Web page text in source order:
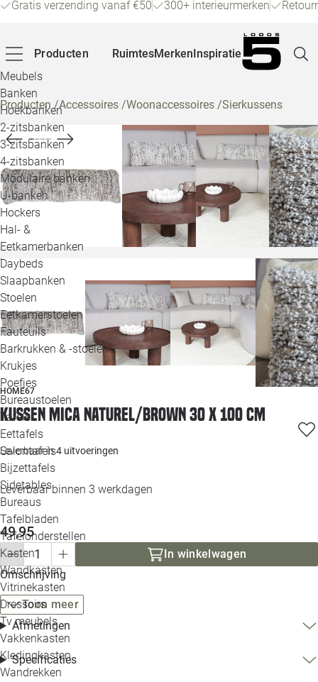
Gratis verzending vanaf €50 300+ interieurmerken
Producten
Meubels
Banken
Hoekbanken
2-zitsbanken
3-zitsbanken
4-zitsbanken
Modulaire banken
U-banken
Hockers
Hal- &
Eetkamerbanken
Daybeds
Slaapbanken
Stoelen
Eetkamerstoelen
Fauteuils
Barkrukken & -stoelen
Krukjes
Poefjes
Bureaustoelen
Tafels
Eettafels
Salontafels
Bijzettafels
Sidetables
Bureaus
Tafelbladen
Tafelonderstellen
Kasten
Wandkasten
Vitrinekasten
Dressoirs
Tv meubels
Vakkenkasten
Kledingkasten
Wandrekken
RuimtesMerkenInspiratie
Producten/Accessoires /Woonaccessoires /Sierkussens
HOME67
Kussen Mica Naturel/Brown 30 x 100 cm
Leverbaar in4 uitvoeringen
Leverbaar binnen 3 werkdagen
49,95
In winkelwagen
Omschrijving
Toon meer
Afmetingen
Specificaties